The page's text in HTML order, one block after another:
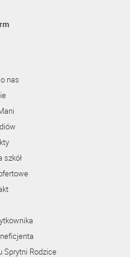
nas
szkół
Sprytni Rodzice